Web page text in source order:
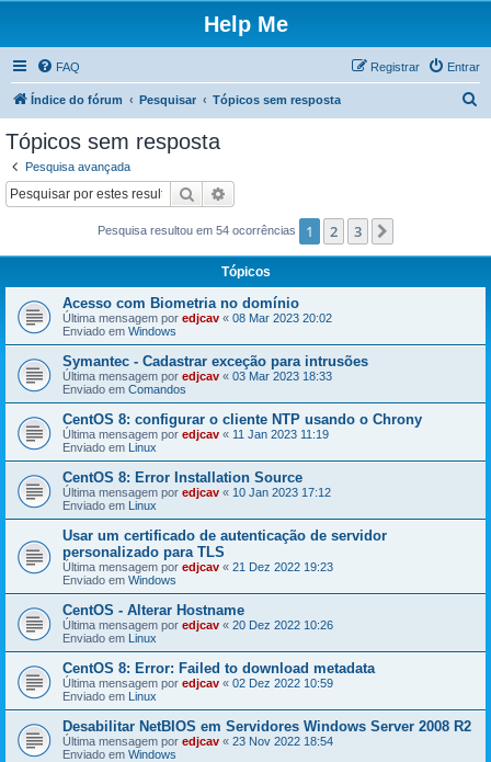
Help Me
FAQ Entrar
Registrar
Índice do fórum Pesquisar Tópicos sem resposta
s
Tópicos sem resposta
Pesquisa avançada
Pesquisar
Pesquisa resultou em 54 ocorrências 1 2 3
Tópicos
Acesso com Biometria no domínio
Última mensagem por edjcav « 08 Mar 2023 20:02
Enviado em Windows
Symantec - Cadastrar exceção para intrusões
Última mensagem por edjcav « 03 Mar 2023 18:33
Enviado em Comandos
CentOS 8: configurar o cliente NTP usando o Chrony
Última mensagem por edjcav « 11 Jan 2023 11:19
Enviado em Linux
CentOS 8: Error Installation Source
Última mensagem por edjcav « 10 Jan 2023 17:12
Enviado em Linux
Usar um certificado de autenticação de servidor
personalizado para TLS
Última mensagem por edjcav « 21 Dez 2022 19:23
Enviado em Windows
CentOS - Alterar Hostname
Última mensagem por edjcav « 20 Dez 2022 10:26
Enviado em Linux
CentOS 8: Error: Failed to download metadata
Última mensagem por edjcav « 02 Dez 2022 10:59
Enviado em Linux
Desabilitar NetBIOS em Servidores Windows Server 2008 R2
Última mensagem por edjcav « 23 Nov 2022 18:54
Enviado em Windows